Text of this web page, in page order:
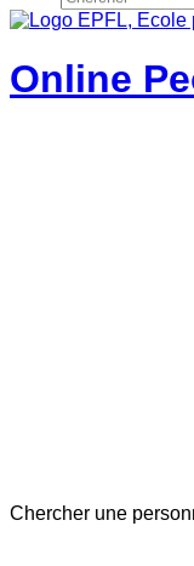
Online
Chercher une